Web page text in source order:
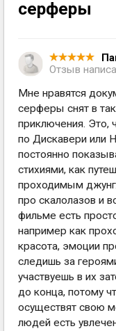
серферы
Отзыв
Мне нравятся
серферы снят в
приключения. Это,
по Дискавери или
постоянно
стихиями, как
проходимым
про скалолазов и
фильме есть
например как
красота, эмоции
следишь за
участвуешь в их
до конца, потому
осуществят свою
людей есть